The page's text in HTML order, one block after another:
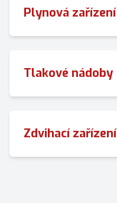
Plynová zařízení
Tlakové nádoby
Zdvihací zařízení